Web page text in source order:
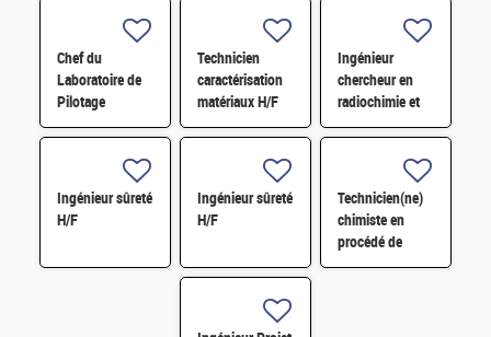
Chef du
Laboratoire de
Pilotage
Intelligent des
(LIRE) H/F
Technicien
caractérisation
matériaux H/F
Ingénieur
chercheur en
radiochimie et
extraction par
Ingénieur sûreté
H/F
Ingénieur sûreté
H/F
Technicien(ne)
chimiste en
procédé de
conversion H/F